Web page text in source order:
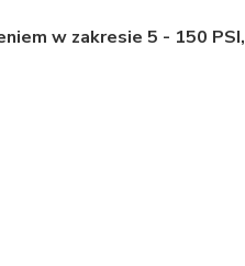
w zakresie 5 - 150 PSI,